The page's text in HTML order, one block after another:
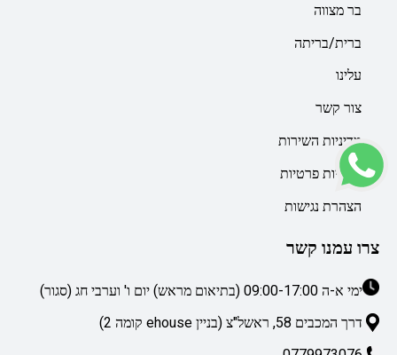
בר מצווה
ברית/בריתה
עלינו
צור קשר
מדיניות השירות
מדיניות פרטיות
הצהרת נגישות
צרו עמנו קשר
ימי א-ה 09:00-17:00 (בתיאום מראש) יום ו' וערבי חג (סגור)
דרך המכבים 58, ראשל"צ (בניין ehouse קומה 2)